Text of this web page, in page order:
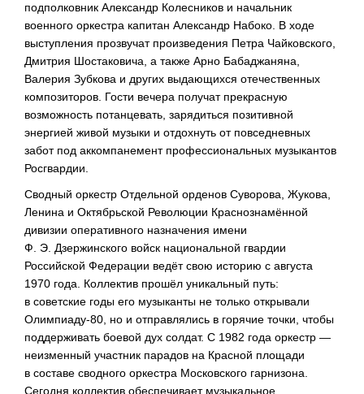
подполковник Александр Колесников и начальник
военного оркестра капитан Александр Набоко. В ходе
выступления прозвучат произведения Петра Чайковского,
Дмитрия Шостаковича, а также Арно Бабаджаняна,
Валерия Зубкова и других выдающихся отечественных
композиторов. Гости вечера получат прекрасную
возможность потанцевать, зарядиться позитивной
энергией живой музыки и отдохнуть от повседневных
забот под аккомпанемент профессиональных музыкантов
Росгвардии.
Сводный оркестр Отдельной орденов Суворова, Жукова,
Ленина и Октябрьской Революции Краснознамённой
дивизии оперативного назначения имени
Ф. Э. Дзержинского войск национальной гвардии
Российской Федерации ведёт свою историю с августа
1970 года. Коллектив прошёл уникальный путь:
в советские годы его музыканты не только открывали
Олимпиаду-80 , но и отправлялись в горячие точки, чтобы
поддерживать боевой дух солдат. С 1982 года оркестр —
неизменный участник парадов на Красной площади
в составе сводного оркестра Московского гарнизона.
Сегодня коллектив обеспечивает музыкальное